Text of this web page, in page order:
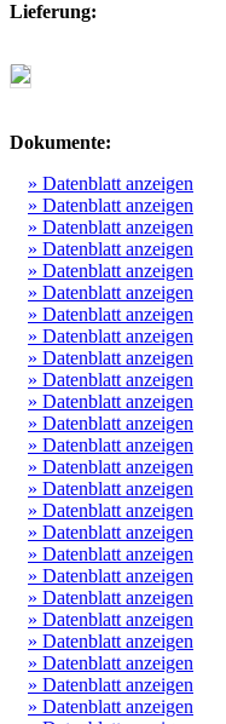
Lieferung:
Dokumente:
» Datenblatt anzeigen
» Datenblatt anzeigen
» Datenblatt anzeigen
» Datenblatt anzeigen
» Datenblatt anzeigen
» Datenblatt anzeigen
» Datenblatt anzeigen
» Datenblatt anzeigen
» Datenblatt anzeigen
» Datenblatt anzeigen
» Datenblatt anzeigen
» Datenblatt anzeigen
» Datenblatt anzeigen
» Datenblatt anzeigen
» Datenblatt anzeigen
» Datenblatt anzeigen
» Datenblatt anzeigen
» Datenblatt anzeigen
» Datenblatt anzeigen
» Datenblatt anzeigen
» Datenblatt anzeigen
» Datenblatt anzeigen
» Datenblatt anzeigen
» Datenblatt anzeigen
» Datenblatt anzeigen